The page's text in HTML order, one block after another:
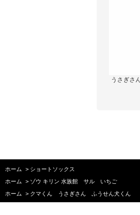
うさぎさ
ホーム > ショートソックス
ホーム
> ゾウ キリン 水族館 サル いちご
ホーム
> クマくん うさぎさん ふうせん犬くん